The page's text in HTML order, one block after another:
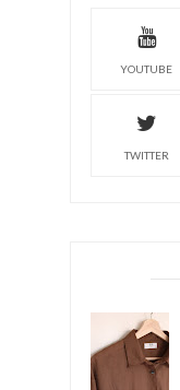
YOUTUBE
TWITTER